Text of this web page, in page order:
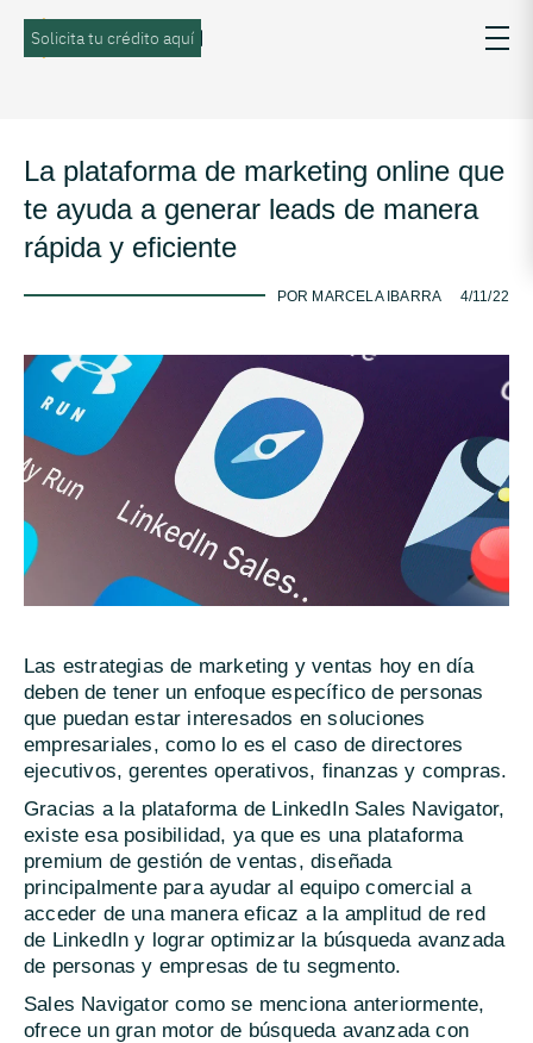
Solicita tu crédito aquí
La plataforma de marketing online que
te ayuda a generar leads de manera
rápida y eficiente
-
POR MARCELA IBARRA 4/11/22
Las estrategias de marketing y ventas hoy en día
deben de tener un enfoque específico de personas
que puedan estar interesados en soluciones
empresariales, como lo es el caso de directores
ejecutivos, gerentes operativos, finanzas y compras.
Gracias a la plataforma de LinkedIn Sales Navigator,
existe esa posibilidad, ya que es una plataforma
premium de gestión de ventas, diseñada
principalmente para ayudar al equipo comercial a
acceder de una manera eficaz a la amplitud de red
de LinkedIn y lograr optimizar la búsqueda avanzada
de personas y empresas de tu segmento.
Sales Navigator como se menciona anteriormente,
ofrece un gran motor de búsqueda avanzada con